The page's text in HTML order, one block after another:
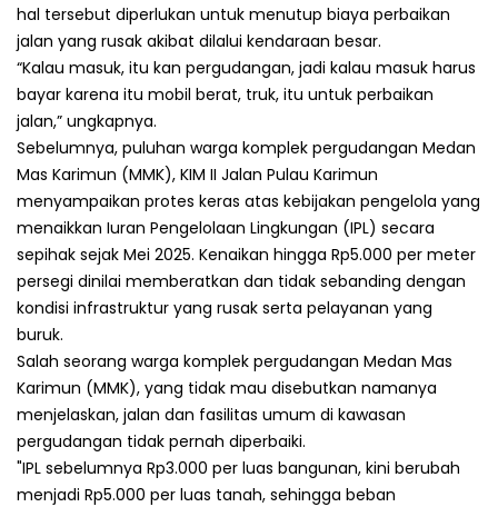
hal tersebut diperlukan untuk menutup biaya perbaikan
jalan yang rusak akibat dilalui kendaraan besar.
“Kalau masuk, itu kan pergudangan, jadi kalau masuk harus
bayar karena itu mobil berat, truk, itu untuk perbaikan
jalan,” ungkapnya.
Sebelumnya, puluhan warga komplek pergudangan Medan
Mas Karimun (MMK), KIM II Jalan Pulau Karimun
menyampaikan protes keras atas kebijakan pengelola yang
menaikkan Iuran Pengelolaan Lingkungan (IPL) secara
sepihak sejak Mei 2025. Kenaikan hingga Rp5.000 per meter
persegi dinilai memberatkan dan tidak sebanding dengan
kondisi infrastruktur yang rusak serta pelayanan yang
buruk.
Salah seorang warga komplek pergudangan Medan Mas
Karimun (MMK), yang tidak mau disebutkan namanya
menjelaskan, jalan dan fasilitas umum di kawasan
pergudangan tidak pernah diperbaiki.
"IPL sebelumnya Rp3.000 per luas bangunan, kini berubah
menjadi Rp5.000 per luas tanah, sehingga beban